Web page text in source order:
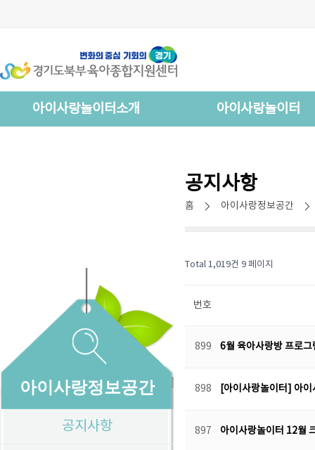
아이사랑놀이터소개 아이사랑놀이터
아이사랑정보공간
공지사항
공지사항
홈 아이사랑정보공간
Total 1,019건 9 페이지
번호
899 6월 육아사랑방 프로
898 [아이사랑놀이터] 아
897 아이사랑놀이터 12월